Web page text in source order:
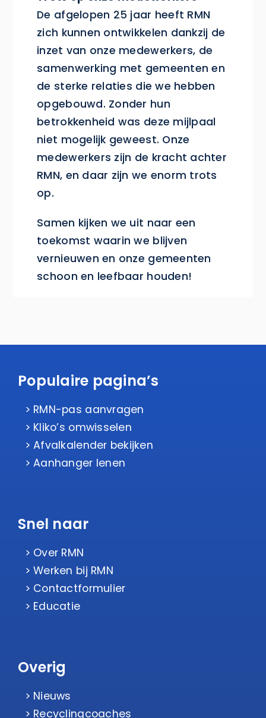
De afgelopen 25 jaar heeft RMN
zich kunnen ontwikkelen dankzij de
inzet van onze medewerkers, de
samenwerking met gemeenten en
de sterke relaties die we hebben
opgebouwd. Zonder hun
betrokkenheid was deze mijlpaal
niet mogelijk geweest. Onze
medewerkers zijn de kracht achter
RMN, en daar zijn we enorm trots
op.
Samen kijken we uit naar een
toekomst waarin we blijven
vernieuwen en onze gemeenten
schoon en leefbaar houden!
Populaire pagina’s
RMN-pas aanvragen
Kliko’s omwisselen
Afvalkalender bekijken
Aanhanger lenen
Snel naar
Over RMN
Werken bij RMN
Contactformulier
Educatie
Overig
Nieuws
Recyclingcoaches